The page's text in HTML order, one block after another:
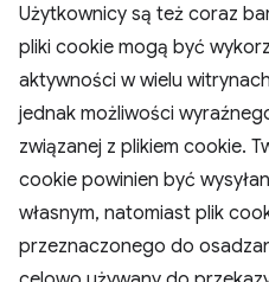
Użytkownicy są też coraz
pliki cookie mogą być
aktywności w wielu
jednak możliwości
związanej z plikiem cookie.
cookie powinien być
własnym, natomiast plik
przeznaczonego do